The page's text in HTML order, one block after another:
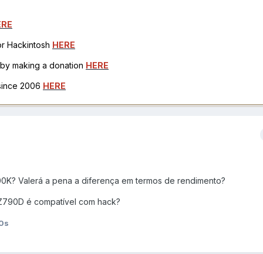
Hackintosh HERE
making a donation HERE
2006 HERE
Valerá a pena a diferença em termos de rendimento?
é compatível com hack?